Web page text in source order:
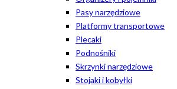
Pasy narzędziowe
Platformy transportowe
Plecaki
Podnośniki
Skrzynki narzędziowe
Stojaki i kobyłki